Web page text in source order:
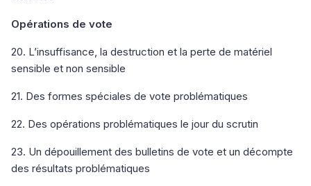
Opérations de vote
20. L’insuffisance, la destruction et la perte de matériel
sensible et non sensible
21. Des formes spéciales de vote problématiques
22. Des opérations problématiques le jour du scrutin
23. Un dépouillement des bulletins de vote et un décompte
des résultats problématiques